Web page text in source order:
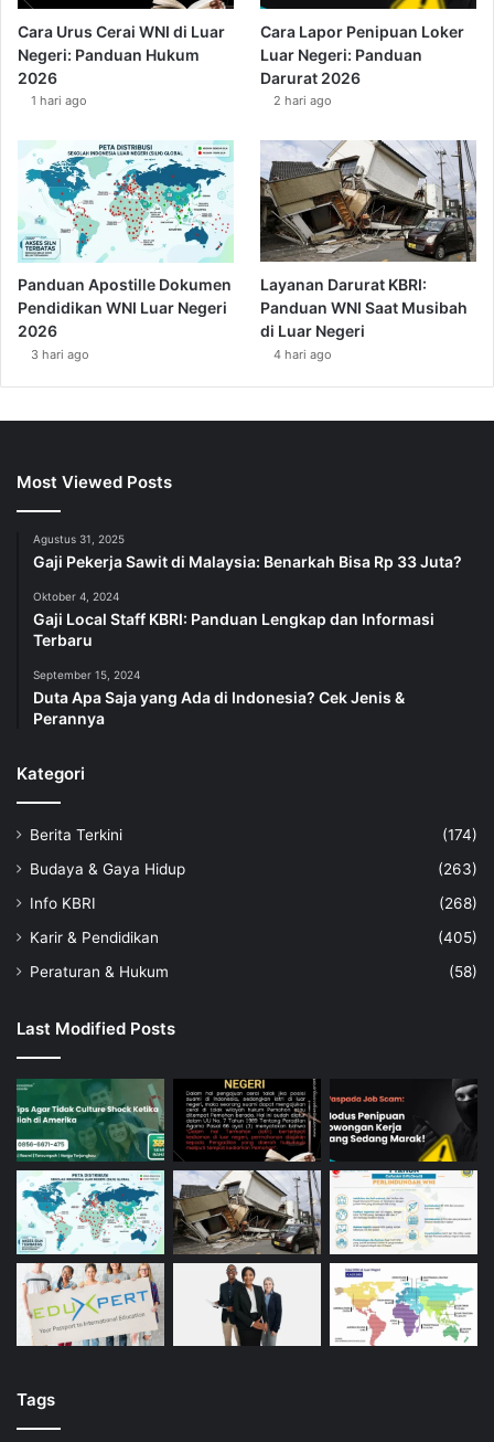
Cara Urus Cerai WNI di Luar
Negeri: Panduan Hukum
2026
1 hari ago
Cara Lapor Penipuan Loker
Luar Negeri: Panduan
Darurat 2026
2 hari ago
Panduan Apostille Dokumen
Pendidikan WNI Luar Negeri
2026
3 hari ago
Layanan Darurat KBRI:
Panduan WNI Saat Musibah
di Luar Negeri
4 hari ago
Most Viewed Posts
Agustus 31, 2025
Gaji Pekerja Sawit di Malaysia: Benarkah Bisa Rp 33 Juta?
Oktober 4, 2024
Gaji Local Staff KBRI: Panduan Lengkap dan Informasi
Terbaru
September 15, 2024
Duta Apa Saja yang Ada di Indonesia? Cek Jenis &
Perannya
Kategori
Berita Terkini
(174)
Budaya & Gaya Hidup
(263)
Info KBRI
(268)
Karir & Pendidikan
(405)
Peraturan & Hukum
(58)
Last Modified Posts
Tags